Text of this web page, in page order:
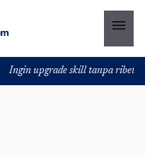
menu
Ingin upgrade skill tanpa ribet?